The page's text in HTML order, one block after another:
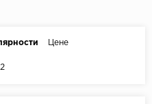
AS Creation
Цене